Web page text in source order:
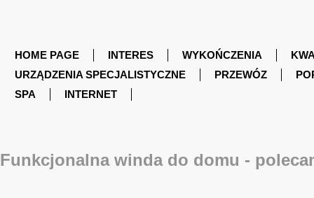
HOME PAGE INTERES WYKOŃCZENIA
URZĄDZENIA SPECJALISTYCZNE
PRZEWÓZ
SPA
INTERNET
Funkcjonalna winda do domu -